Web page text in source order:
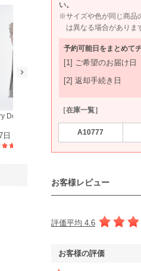
い。
※サイズや色が同じ商品
は異なる場合がありま
予約可能日をまとめて
[1] ご希望のお届け日
[2] 返却手続き日
［在庫一覧］
A10777
お客様レビュー
評価平均 4.6
お客様の評価
Doll
日
Apuweiser-riche
6泊7日6,890